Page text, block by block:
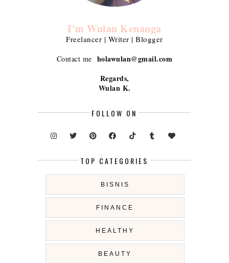
I'm Wulan Kenanga
Freelancer | Writer | Blogger
Contact me holawulan@gmail.com
Regards,
Wulan K.
FOLLOW ON
TOP CATEGORIES
BISNIS
FINANCE
HEALTHY
BEAUTY